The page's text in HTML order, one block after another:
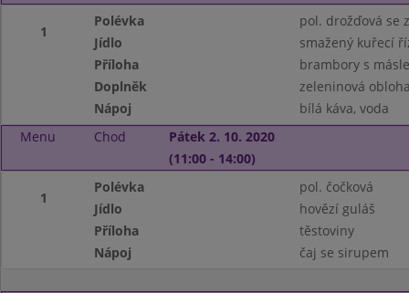
1
Polévka
pol. drožďová se
Jídlo
smažený kuřecí
Příloha
brambory s
Doplněk
zeleninová
Nápoj
bílá káva, voda
Menu
Chod
Pátek 2. 10. 2020
(11:00 - 14:00)
1
Polévka
pol. čočková
Jídlo
hovězí guláš
Příloha
těstoviny
Nápoj
čaj se sirupem